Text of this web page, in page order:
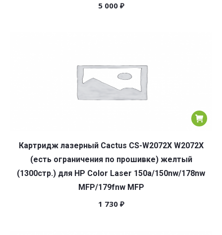
5 000 ₽
Картридж лазерный Cactus CS-W2072X W2072X
(есть ограничения по прошивке) желтый
(1300стр.) для HP Color Laser 150a/150nw/178nw
MFP/179fnw MFP
1 730 ₽